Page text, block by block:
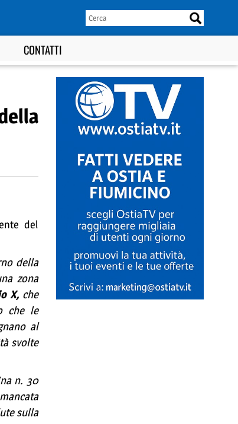
CONTATTI
del
della
zona
X,che
che le
al
svolte
n. 30
sulla